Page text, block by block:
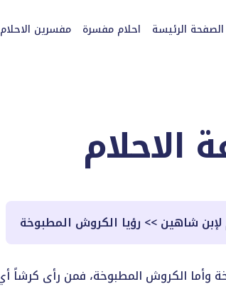
الصفحة الرئيسة احلام مفسرة مفسرين الاحلام
لإبن شاهين>> رؤيا الكروش المطبوخة